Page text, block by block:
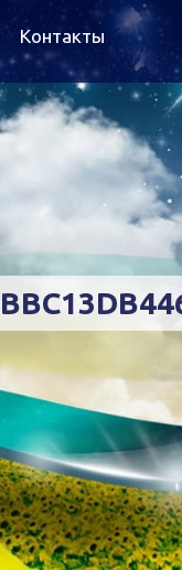
Контакты